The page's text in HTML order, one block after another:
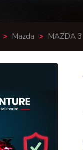
> Mazda > MAZDA 3